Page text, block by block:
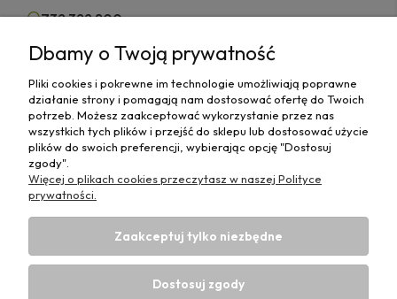
732 322 800
kontakt@olejeodfranciszka.pl
Sklep stacjonarny
63-400 Ostrów Wielkopolski,
ul.Różana 29/1
Informacje
Płatności i Dostawy
Dbamy o Twoją prywatność
Pliki cookies i pokrewne im technologie umożliwiają poprawne
działanie strony i pomagają nam dostosować ofertę do Twoich
potrzeb. Możesz zaakceptować wykorzystanie przez nas
wszystkich tych plików i przejść do sklepu lub dostosować użycie
plików do swoich preferencji, wybierając opcję "Dostosuj
zgody".
Więcej o plikach cookies przeczytasz w naszej Polityce
prywatności.
Zaakceptuj tylko niezbędne
Dostosuj zgody